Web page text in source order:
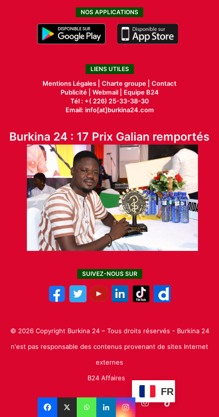
NOS APPLICATIONS
LIENS UTILES
Mentions Légales | Charte groupe | Contact
Publicité| Webmail |
Equipe B24
Tél : +( 226) 25-33-38-30
Email: info[at]burkina24.com
Burkina 24 : 17 Prix Galian remportés
SUIVEZ-NOUS SUR
© 2026 Copyright Burkina 24 – Tous droits réservés - Burkina 24
n'est pas responsable des contenus provenant de sites Internet
externes
B24 Affaires
FR
Facebook LinkedinYouTubeInstagram
TikTok